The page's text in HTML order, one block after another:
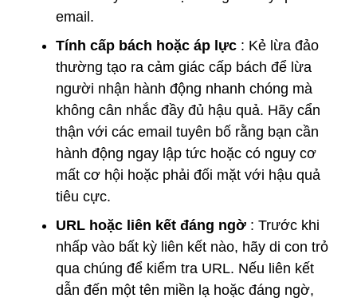
email.
Tính cấp bách hoặc áp lực : Kẻ lừa đảo
thường tạo ra cảm giác cấp bách để lừa
người nhận hành động nhanh chóng mà
không cân nhắc đầy đủ hậu quả. Hãy cẩn
thận với các email tuyên bố rằng bạn cần
hành động ngay lập tức hoặc có nguy cơ
mất cơ hội hoặc phải đối mặt với hậu quả
tiêu cực.
URL hoặc liên kết đáng ngờ : Trước khi
nhấp vào bất kỳ liên kết nào, hãy di con trỏ
qua chúng để kiểm tra URL. Nếu liên kết
dẫn đến một tên miền lạ hoặc đáng ngờ,